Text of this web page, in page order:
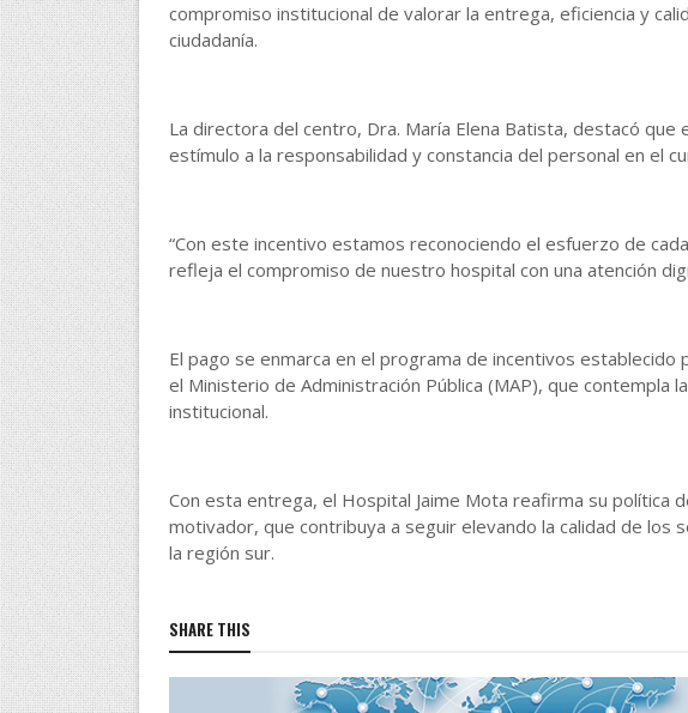
compromiso institucional de valorar la entrega, eficiencia y
ciudadanía.
La directora del centro, Dra. María Elena Batista, destacó
estímulo a la responsabilidad y constancia del personal en el
“Con este incentivo estamos reconociendo el esfuerzo de
refleja el compromiso de nuestro hospital con una atención
El pago se enmarca en el programa de incentivos establecido
el Ministerio de Administración Pública (MAP), que contempla
institucional.
Con esta entrega, el Hospital Jaime Mota reafirma su política
motivador, que contribuya a seguir elevando la calidad de los
la región sur.
SHARE THIS